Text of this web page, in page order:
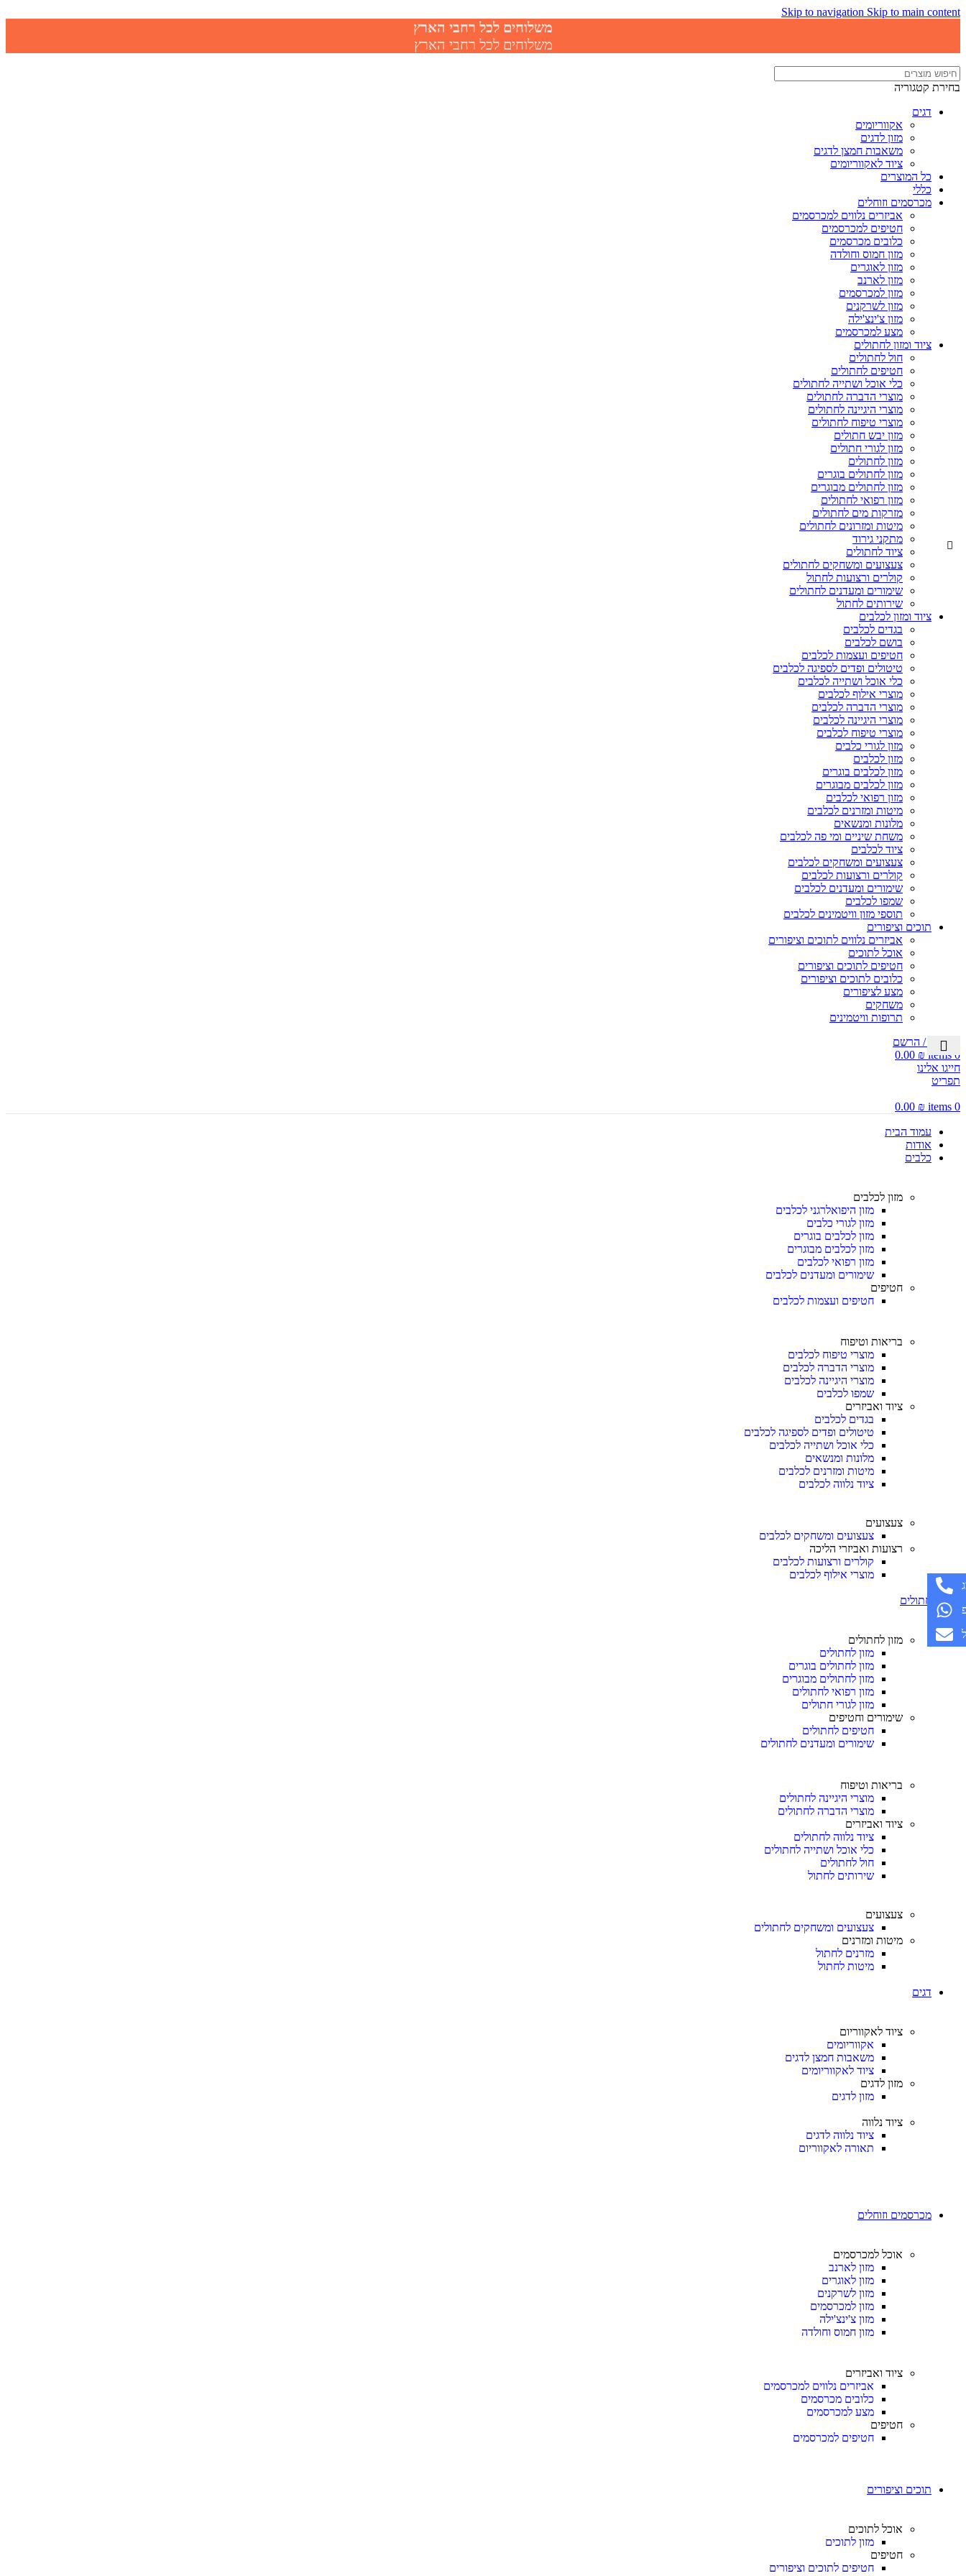
Skip to navigation Skip to main content
משלוחים לכל רחבי הארץ
משלוחים לכל רחבי הארץ
בחירת קטגוריה
דגים
אקווריומים
מזון לדגים
משאבות חמצן לדגים
ציוד לאקווריומים
כל המוצרים
כללי
מכרסמים וזוחלים
אביזרים נלווים למכרסמים
חטיפים למכרסמים
כלובים מכרסמים
מזון חמוס וחולדה
מזון לאוגרים
מזון לארנב
מזון למכרסמים
מזון לשרקנים
מזון צ'ינצ'ילה
מצע למכרסמים
ציוד ומזון לחתולים
חול לחתולים
חטיפים לחתולים
כלי אוכל ושתייה לחתולים
מוצרי הדברה לחתולים
מוצרי היגיינה לחתולים
מוצרי טיפוח לחתולים
מזון יבש חתולים
מזון לגורי חתולים
מזון לחתולים
מזון לחתולים בוגרים
מזון לחתולים מבוגרים
מזון רפואי לחתולים
מזרקות מים לחתולים
מיטות ומזרונים לחתולים
מתקני גירוד
ציוד לחתולים
צעצועים ומשחקים לחתולים
קולרים ורצועות לחתול
שימורים ומעדנים לחתולים
שירותים לחתול
ציוד ומזון לכלבים
בגדים לכלבים
בושם לכלבים
חטיפים ועצמות לכלבים
טיטולים ופדים לספיגה לכלבים
כלי אוכל ושתייה לכלבים
מוצרי אילוף לכלבים
מוצרי הדברה לכלבים
מוצרי היגיינה לכלבים
מוצרי טיפוח לכלבים
מזון לגורי כלבים
מזון לכלבים
מזון לכלבים בוגרים
מזון לכלבים מבוגרים
מזון רפואי לכלבים
מיטות ומזרנים לכלבים
מלונות ומנשאים
משחת שיניים ומי פה לכלבים
ציוד לכלבים
צעצועים ומשחקים לכלבים
קולרים ורצועות לכלבים
שימורים ומעדנים לכלבים
שמפו לכלבים
תוספי מזון וויטמינים לכלבים
תוכים וציפורים
אביזרים נלווים לתוכים וציפורים
אוכל לתוכים
חטיפים לתוכים וציפורים
כלובים לתוכים וציפורים
מצע לציפורים
משחקים
תרופות וויטמינים
התחבר / הרשם
0
items
0.00 ₪
חייגו אלינו
תפריט
0
items
0.00 ₪
עמוד הבית
אודות
כלבים
מזון לכלבים
מזון היפואלרגני לכלבים
מזון לגורי כלבים
מזון לכלבים בוגרים
מזון לכלבים מבוגרים
מזון רפואי לכלבים
שימורים ומעדנים לכלבים
חטיפים
חטיפים ועצמות לכלבים
בריאות וטיפוח
מוצרי טיפוח לכלבים
מוצרי הדברה לכלבים
מוצרי היגיינה לכלבים
שמפו לכלבים
ציוד ואביזרים
בגדים לכלבים
טיטולים ופדים לספיגה לכלבים
כלי אוכל ושתייה לכלבים
מלונות ומנשאים
מיטות ומזרנים לכלבים
ציוד נלווה לכלבים
צעצועים
צעצועים ומשחקים לכלבים
רצועות ואביזרי הליכה
קולרים ורצועות לכלבים
מוצרי אילוף לכלבים
חתולים
מזון לחתולים
מזון לחתולים
מזון לחתולים בוגרים
מזון לחתולים מבוגרים
מזון רפואי לחתולים
מזון לגורי חתולים
שימורים וחטיפים
חטיפים לחתולים
שימורים ומעדנים לחתולים
בריאות וטיפוח
מוצרי היגיינה לחתולים
מוצרי הדברה לחתולים
ציוד ואביזרים
ציוד נלווה לחתולים
כלי אוכל ושתייה לחתולים
חול לחתולים
שירותים לחתול
צעצועים
צעצועים ומשחקים לחתולים
מיטות ומזרנים
מזרנים לחתול
מיטות לחתול
דגים
ציוד לאקווריום
אקווריומים
משאבות חמצן לדגים
ציוד לאקווריומים
מזון לדגים
מזון לדגים
ציוד נלווה
ציוד נלווה לדגים
תאורה לאקווריום
מכרסמים וזוחלים
אוכל למכרסמים
מזון לארנב
מזון לאוגרים
מזון לשרקנים
מזון למכרסמים
מזון צ'ינצ'ילה
מזון חמוס וחולדה
ציוד ואביזרים
אביזרים נלווים למכרסמים
כלובים מכרסמים
מצע למכרסמים
חטיפים
חטיפים למכרסמים
תוכים וציפורים
אוכל לתוכים
מזון לתוכים
חטיפים
חטיפים לתוכים וציפורים